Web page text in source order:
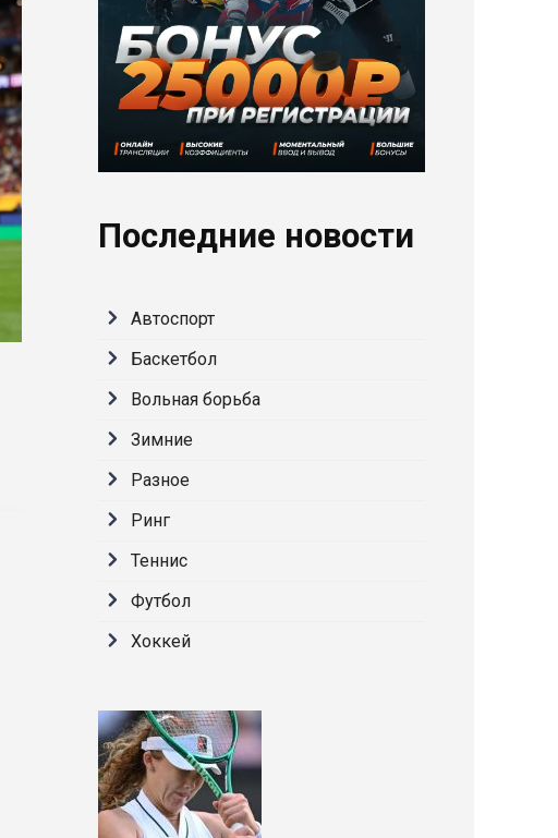
Последние новости
Автоспорт
Баскетбол
Вольная борьба
Зимние
Разное
Ринг
Теннис
Футбол
Хоккей